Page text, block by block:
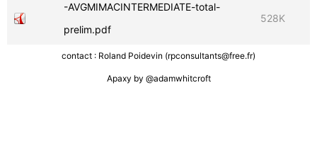
-AVGMIMACINTERMEDIATE-total-
prelim.pdf
528K
contact : Roland Poidevin (rpconsultants@free.fr)
Apaxy by @adamwhitcroft